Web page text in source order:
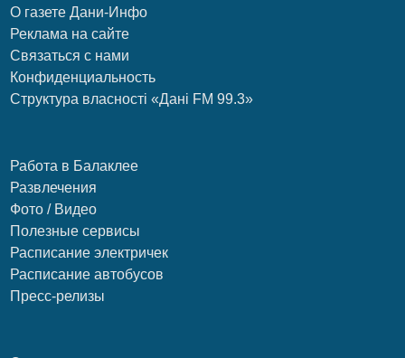
О газете Дани-Инфо
Реклама на сайте
Связаться с нами
Конфиденциальность
Структура власності «Дані FM 99.3»
Работа в Балаклее
Развлечения
Фото / Видео
Полезные сервисы
Расписание электричек
Расписание автобусов
Пресс-релизы